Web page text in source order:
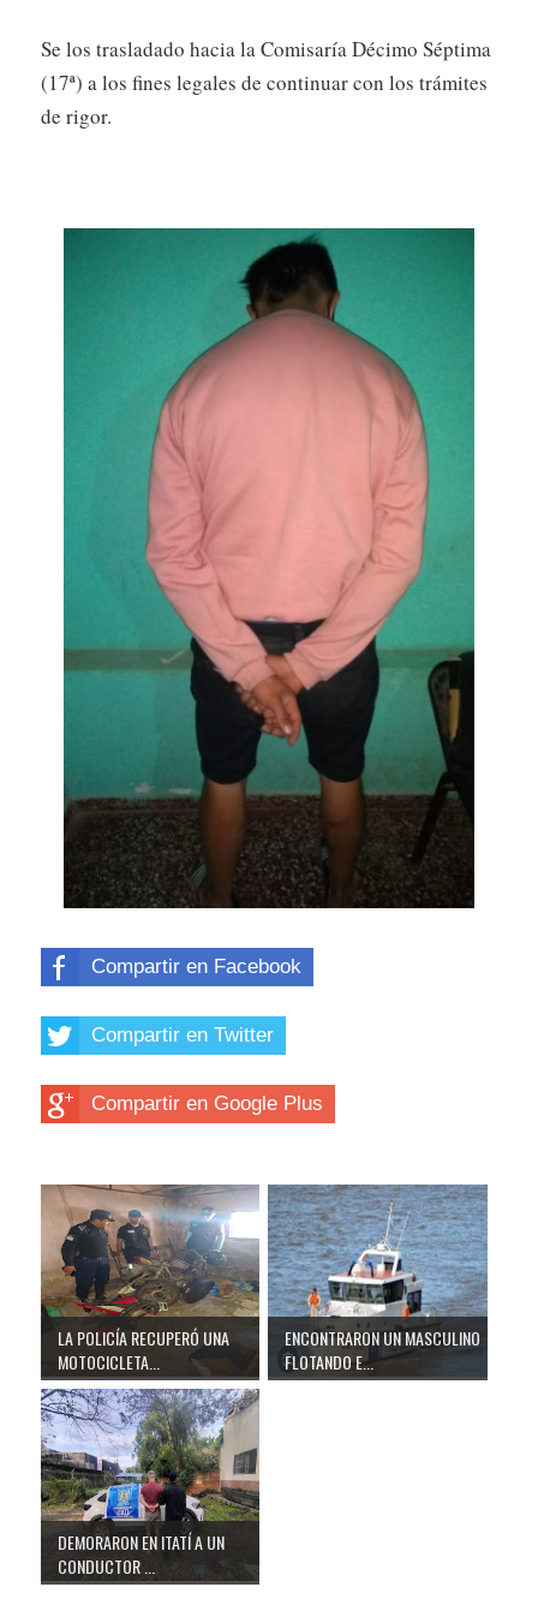
Se los trasladado hacia la Comisaría Décimo Séptima
(17ª) a los fines legales de continuar con los trámites
de rigor.
Compartir en Facebook
Compartir en Twitter
Compartir en Google Plus
LA POLICÍA RECUPERÓ UNA
MOTOCICLETA...
ENCONTRARON UN MASCULINO
FLOTANDO E...
DEMORARON EN ITATÍ A UN
CONDUCTOR ...